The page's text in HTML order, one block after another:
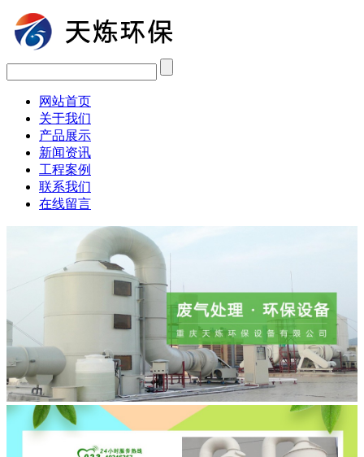
网站首页
关于我们
产品展示
新闻资讯
工程案例
联系我们
在线留言